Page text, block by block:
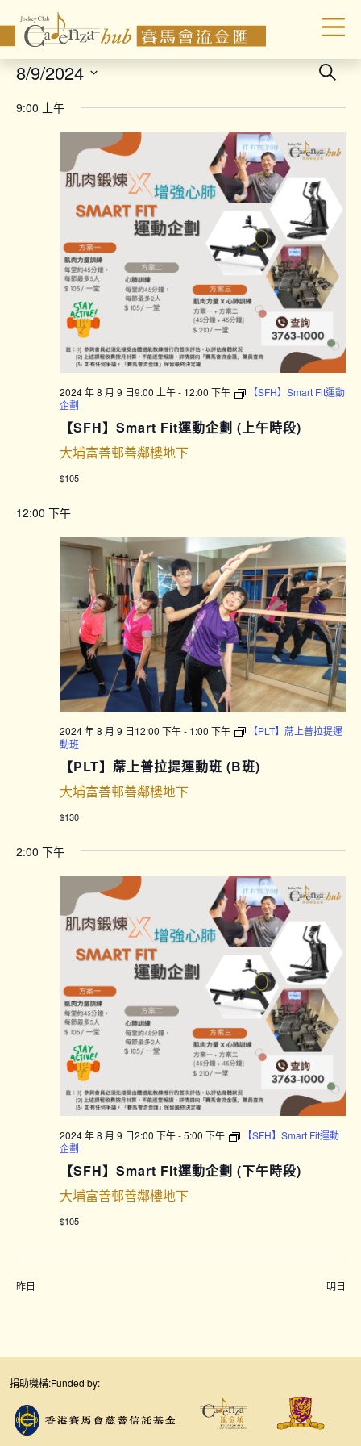
Search
8/9/2024
date.
9:00 上午
2024 年 8 月 9 日9:00 上午- 12:00 下午
【SFH】Smart Fit運動
企劃
【SFH】Smart Fit運動企劃 (上午時段)
大埔富善邨善鄰樓地下
$105
12:00 下午
2024 年 8 月 9 日12:00 下午- 1:00 下午
【PLT】蓆上普拉提運
動班
【PLT】蓆上普拉提運動班 (B班)
大埔富善邨善鄰樓地下
$130
2:00 下午
2024 年 8 月 9 日2:00 下午-5:00 下午
【SFH】Smart Fit運動
企劃
【SFH】Smart Fit運動企劃 (下午時段)
大埔富善邨善鄰樓地下
$105
昨日 明日
捐助機構:Funded by: